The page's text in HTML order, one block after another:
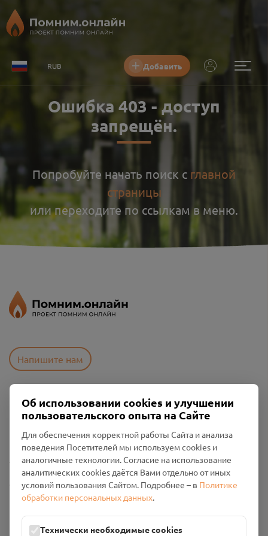
RUB Добавить
Ошибка 403- доступ
запрещён.
Попробуйте начать поиск с главной
страницы
или переходите по ссылкам в меню.
Напишите нам
Пользовательское соглашение
Политика конфиденциальности
Промо-материалы
Настройки cookies
Общество с ограниченной ответственностью «Смоленский
Проект Помним»
Юридический адрес: 216790, Смоленская область, р-н
Об использовании cookies и улучшении
пользовательского опыта на Сайте
Для обеспечения корректной работы Сайта и анализа
поведения Посетителей мы используем cookies и
аналогичные технологии. Согласие на использование
аналитических cookies даётся Вами отдельно от иных
условий пользования Сайтом. Подробнее – в Политике
обработки персональных данных.
Технически необходимые cookies